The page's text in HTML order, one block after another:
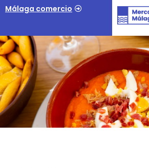
Málaga comercio